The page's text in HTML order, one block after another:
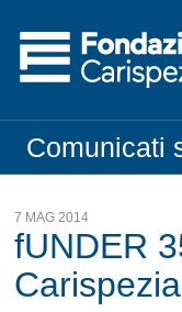
Comunicati
7 MAG 2014
fUNDER